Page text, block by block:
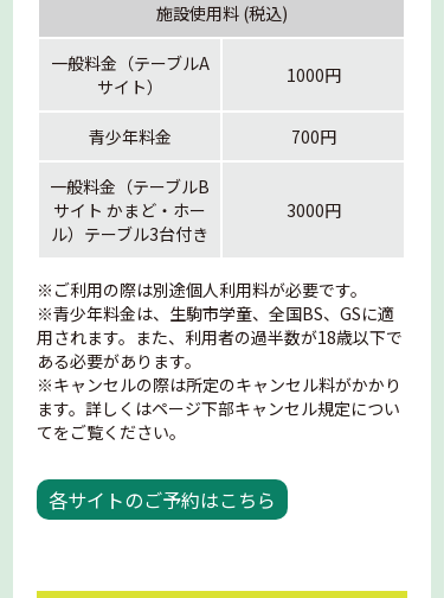
施設使用料 (税込)
一般料金（テーブルA
サイト）
1000円
青少年料金 700円
一般料金（テーブルB
サイト かまど・ホー
ル）テーブル3台付き
3000円
※ご利用の際は別途個人利用料が必要です。
※青少年料金は、生駒市学童、全国BS、GSに適
用されます。また、利用者の過半数が18歳以下で
ある必要があります。
※キャンセルの際は所定のキャンセル料がかかり
ます。詳しくはページ下部キャンセル規定につい
てをご覧ください。
各サイトのご予約はこちら